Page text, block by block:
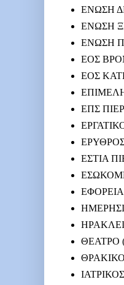
ΕΝΩΣΗ
ΕΝΩΣΗ
ΕΝΩΣΗ
ΕΟΣ
ΕΟΣ
ΕΠΣ
ΕΣΤΙΑ
ΘΕΑΤΡΟ